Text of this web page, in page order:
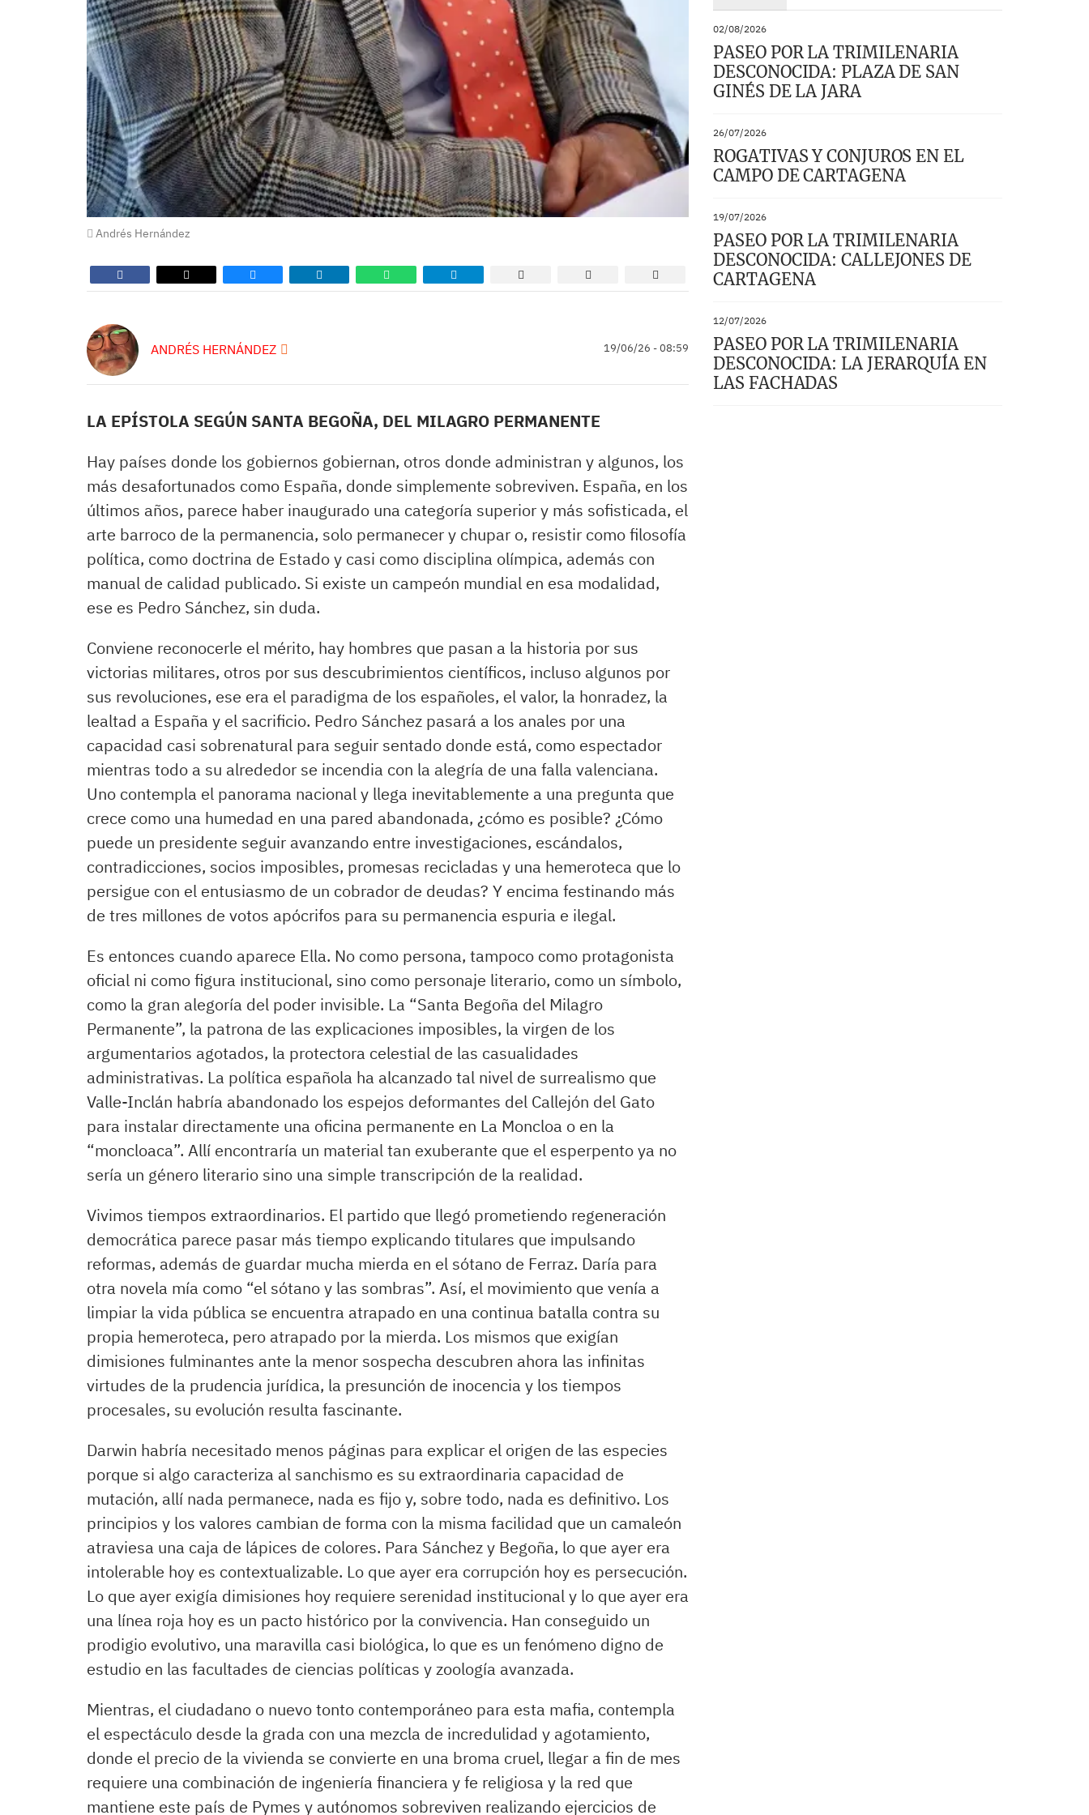
Andrés Hernández
ANDRÉS HERNÁNDEZ 19/06/26 - 08:59
LA EPÍSTOLA SEGÚN SANTA BEGOÑA, DEL MILAGRO PERMANENTE
Hay países donde los gobiernos gobiernan, otros donde administran y algunos, los
más desafortunados como España, donde simplemente sobreviven. España, en los
últimos años, parece haber inaugurado una categoría superior y más sofisticada, el
arte barroco de la permanencia, solo permanecer y chupar o, resistir como filosofía
política, como doctrina de Estado y casi como disciplina olímpica, además con
manual de calidad publicado. Si existe un campeón mundial en esa modalidad,
ese es Pedro Sánchez, sin duda.
Conviene reconocerle el mérito, hay hombres que pasan a la historia por sus
victorias militares, otros por sus descubrimientos científicos, incluso algunos por
sus revoluciones, ese era el paradigma de los españoles, el valor, la honradez, la
lealtad a España y el sacrificio. Pedro Sánchez pasará a los anales por una
capacidad casi sobrenatural para seguir sentado donde está, como espectador
mientras todo a su alrededor se incendia con la alegría de una falla valenciana.
Uno contempla el panorama nacional y llega inevitablemente a una pregunta que
crece como una humedad en una pared abandonada, ¿cómo es posible? ¿Cómo
puede un presidente seguir avanzando entre investigaciones, escándalos,
contradicciones, socios imposibles, promesas recicladas y una hemeroteca que lo
persigue con el entusiasmo de un cobrador de deudas? Y encima festinando más
de tres millones de votos apócrifos para su permanencia espuria e ilegal.
Es entonces cuando aparece Ella. No como persona, tampoco como protagonista
oficial ni como figura institucional, sino como personaje literario, como un símbolo,
como la gran alegoría del poder invisible. La “Santa Begoña del Milagro
Permanente”, la patrona de las explicaciones imposibles, la virgen de los
argumentarios agotados, la protectora celestial de las casualidades
administrativas. La política española ha alcanzado tal nivel de surrealismo que
Valle-Inclán habría abandonado los espejos deformantes del Callejón del Gato
para instalar directamente una oficina permanente en La Moncloa o en la
“moncloaca”. Allí encontraría un material tan exuberante que el esperpento ya no
sería un género literario sino una simple transcripción de la realidad.
Vivimos tiempos extraordinarios. El partido que llegó prometiendo regeneración
democrática parece pasar más tiempo explicando titulares que impulsando
reformas, además de guardar mucha mierda en el sótano de Ferraz. Daría para
otra novela mía como “el sótano y las sombras”. Así, el movimiento que venía a
limpiar la vida pública se encuentra atrapado en una continua batalla contra su
propia hemeroteca, pero atrapado por la mierda. Los mismos que exigían
dimisiones fulminantes ante la menor sospecha descubren ahora las infinitas
virtudes de la prudencia jurídica, la presunción de inocencia y los tiempos
procesales, su evolución resulta fascinante.
Darwin habría necesitado menos páginas para explicar el origen de las especies
porque si algo caracteriza al sanchismo es su extraordinaria capacidad de
mutación, allí nada permanece, nada es fijo y, sobre todo, nada es definitivo. Los
principios y los valores cambian de forma con la misma facilidad que un camaleón
atraviesa una caja de lápices de colores. Para Sánchez y Begoña, lo que ayer era
intolerable hoy es contextualizable. Lo que ayer era corrupción hoy es persecución.
Lo que ayer exigía dimisiones hoy requiere serenidad institucional y lo que ayer era
una línea roja hoy es un pacto histórico por la convivencia. Han conseguido un
prodigio evolutivo, una maravilla casi biológica, lo que es un fenómeno digno de
estudio en las facultades de ciencias políticas y zoología avanzada.
Mientras, el ciudadano o nuevo tonto contemporáneo para esta mafia, contempla
el espectáculo desde la grada con una mezcla de incredulidad y agotamiento,
donde el precio de la vivienda se convierte en una broma cruel, llegar a fin de mes
requiere una combinación de ingeniería financiera y fe religiosa y la red que
mantiene este país de Pymes y autónomos sobreviven realizando ejercicios de
02/08/2026
PASEO POR LA TRIMILENARIA
DESCONOCIDA: PLAZA DE SAN
GINÉS DE LA JARA
26/07/2026
ROGATIVAS Y CONJUROS EN EL
CAMPO DE CARTAGENA
19/07/2026
PASEO POR LA TRIMILENARIA
DESCONOCIDA: CALLEJONES DE
CARTAGENA
12/07/2026
PASEO POR LA TRIMILENARIA
DESCONOCIDA: LA JERARQUÍA EN
LAS FACHADAS